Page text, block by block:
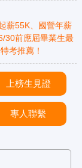
薪55K、國營年薪
30前應屆畢業生最
考推薦！
上榜生見證
專人聯繫